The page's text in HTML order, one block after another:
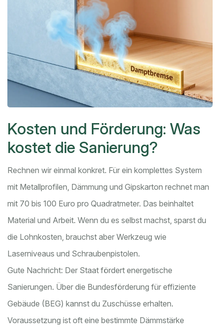
Kosten und Förderung: Was
kostet die Sanierung?
Rechnen wir einmal konkret. Für ein komplettes System
mit Metallprofilen, Dämmung und Gipskarton rechnet man
mit 70 bis 100 Euro pro Quadratmeter. Das beinhaltet
Material und Arbeit. Wenn du es selbst machst, sparst du
die Lohnkosten, brauchst aber Werkzeug wie
Laserniveaus und Schraubenpistolen.
Gute Nachricht: Der Staat fördert energetische
Sanierungen. Über die Bundesförderung für effiziente
Gebäude (BEG) kannst du Zuschüsse erhalten.
Voraussetzung ist oft eine bestimmte Dämmstärke